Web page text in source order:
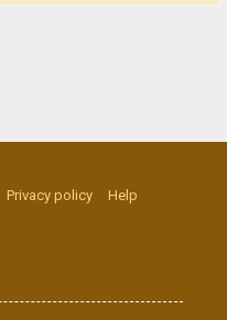
Privacy policy
Help